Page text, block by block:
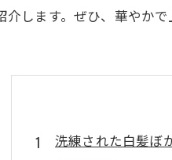
します。ぜひ、華やか
洗練された白髪ぼ